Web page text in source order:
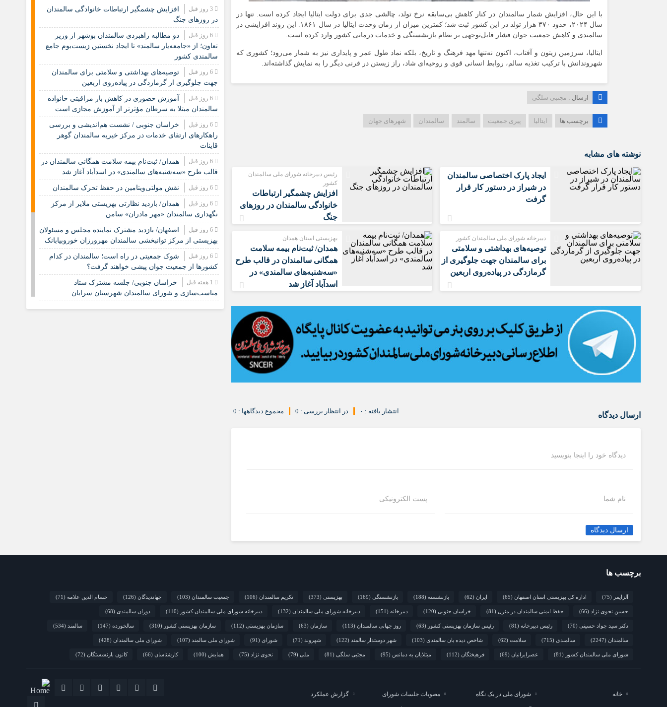
با این حال، افزایش شمار سالمندان در کنار کاهش بی‌سابقه نرخ تولد، چالشی جدی برای دولت ایتالیا ایجاد کرده است. تنها در
سال ۲۰۲۴، حدود ۳۷۰ هزار تولد در این کشور ثبت شد؛ کمترین میزان از زمان وحدت ایتالیا در سال ۱۸۶۱. این روند افزایشی در
سالمندی و کاهش جمعیت جوان فشار قابل‌توجهی بر نظام بازنشستگی و خدمات درمانی کشور وارد کرده است.
ایتالیا، سرزمین زیتون و آفتاب، اکنون نه‌تنها مهد فرهنگ و تاریخ، بلکه نماد طول عمر و پایداری نیز به شمار می‌رود؛ کشوری که
شهروندانش با ترکیب تغذیه سالم، روابط انسانی قوی و روحیه‌ای شاد، راز زیستن در قرنی دیگر را به نمایش گذاشته‌اند.
ارسال : مجتبی سلگی
برچسب ها ایتالیا پیری جمعیت سالمند سالمندان شهرهای جهان
نوشته های مشابه
ایجاد پارک اختصاصی سالمندان
در شیراز در دستور کار قرار
گرفت
رئیس دبیرخانه شورای ملی سالمندان
کشور
افزایش چشمگیر ارتباطات
خانوادگی سالمندان در روزهای
جنگ
دبیرخانه شورای ملی سالمندان کشور
️توصیه‌های بهداشتی و سلامتی
برای سالمندان جهت جلوگیری از
گرمازدگی در پیاده‌روی اربعین
بهزیستی استان همدان
همدان/ ثبت‌نام بیمه سلامت
همگانی سالمندان در قالب طرح
«سه‌شنبه‌های سالمندی» در
اسدآباد آغاز شد
ارسال دیدگاه مجموع دیدگاهها : 0 در انتظار بررسی : 0 انتشار یافته : ۰
دیدگاه خود را اینجا بنویسید
نام شما پست الکترونیکی
ارسال دیدگاه
3 روز قبل
افزایش چشمگیر ارتباطات خانوادگی سالمندان
در روزهای جنگ
6 روز قبل
دو مطالبه راهبردی سالمندان بوشهر از وزیر
تعاون؛ از «جامعه‌یار سالمند» تا ایجاد نخستین زیست‌بوم جامع
سالمندی کشور
6 روز قبل
️توصیه‌های بهداشتی و سلامتی برای سالمندان
جهت جلوگیری از گرمازدگی در پیاده‌روی اربعین
6 روز قبل
آموزش حضوری در کاهش بار مراقبتی خانواده
سالمندان مبتلا به سرطان مؤثرتر از آموزش مجازی است
6 روز قبل
خراسان جنوبی / نشست هم‌اندیشی و بررسی
راهکارهای ارتقای خدمات در مرکز خیریه سالمندان گوهر
قاینات
6 روز قبل
همدان/ ثبت‌نام بیمه سلامت همگانی سالمندان در
قالب طرح «سه‌شنبه‌های سالمندی» در اسدآباد آغاز شد
6 روز قبل نقش مولتی‌ویتامین در حفظ تحرک سالمندان
6 روز قبل
همدان/ بازدید نظارتی بهزیستی ملایر از مرکز
نگهداری سالمندان «مهر مادران» سامن
6 روز قبل
اصفهان/ بازدید مشترک نماینده مجلس و مسئولان
بهزیستی از مرکز توانبخشی سالمندان مهرورزان خوروبیابانک
6 روز قبل
شوک جمعیتی در راه است؛ سالمندان در کدام
کشورها از جمعیت جوان پیشی خواهند گرفت؟
خراسان جنوبی/ جلسه مشترک ستاد
مناسب‌سازی و شورای سالمندان شهرستان سرایان
2 هفته قبل
زنجان/ اجرای «شهر دوست‌دار سالمند» نیازمند
برچسب ها
آلزایمر (75) اداره کل بهزیستی استان اصفهان (65) ایران (62) بازنشسته (188) بازنشستگی (169) بهزیستی (373) تکریم سالمندان (106) جمعیت سالمندان (103) جهاندیدگان (126) حسام الدین علامه (71)
حسین نحوی نژاد (66) حفظ ایمنی سالمندان در منزل (81) خراسان جنوبی (120) دبیرخانه (151) دبیرخانه شورای ملی سالمندان (132) دبیرخانه شورای ملی سالمندان کشور (110) دوران سالمندی (68)
دکتر سید جواد حسینی (70) رئیس دبیرخانه (81) رئیس سازمان بهزیستی کشور (63) روز جهانی سالمندان (113) سازمان (63) سازمان بهزیستی (112) سازمان بهزیستی کشور (310) سالخورده (147) سالمند (534)
سالمندان (2247) سالمندی (715) سلامت (62) شاخص دیده بان سالمندی (103) شهر دوستدار سالمند (122) شهروند (71) شورای (91) شورای ملی سالمند (107) شورای ملی سالمندان (428)
شورای ملی سالمندان کشور (81) عصرایرانیان (69) فرهیختگان (112) مبتلایان به دمانس (95) مجتبی سلگی (81) ملی (79) نحوی نژاد (75) همایش (100) کارشناسان (66) کانون بازنشستگان (72)
خانه شورای ملی در یک نگاه مصوبات جلسات شورای گزارش عملکرد